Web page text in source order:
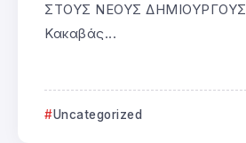
ΣΤΟΥΣ ΝΕΟΥΣ
Κακαβάς...
Uncategorized